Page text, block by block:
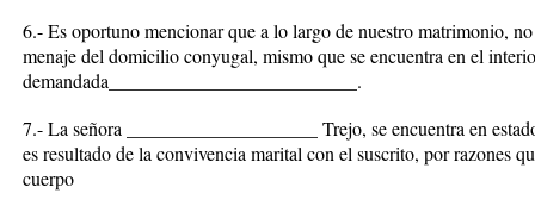
6.- Es oportuno mencionar que a lo largo de nuestro matrimonio,
menaje del domicilio conyugal, mismo que se encuentra en el
demandada__________________________.
7.- La señora ____________________ Trejo, se encuentra en
es resultado de la convivencia marital con el suscrito, por razones
cuerpo